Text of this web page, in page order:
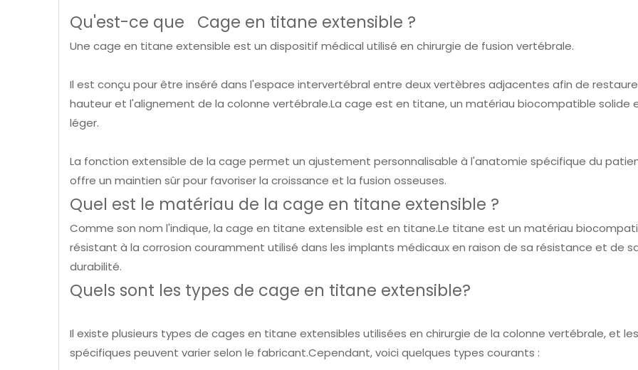
Qu'est-ce que Cage en titane extensible ?
Une cage en titane extensible est un dispositif médical utilisé en chirurgie de fusion vertébrale.
Il est conçu pour être inséré dans l'espace intervertébral entre deux vertèbres adjacentes afin de
hauteur et l'alignement de la colonne vertébrale.La cage est en titane, un matériau biocompatible solide
léger.
La fonction extensible de la cage permet un ajustement personnalisable à l'anatomie spécifique du
offre un maintien sûr pour favoriser la croissance et la fusion osseuses.
Quel est le matériau de la cage en titane extensible ?
Comme son nom l'indique, la cage en titane extensible est en titane.Le titane est un matériau
résistant à la corrosion couramment utilisé dans les implants médicaux en raison de sa résistance et de
durabilité.
Quels sont les types de cage en titane extensible?
Il existe plusieurs types de cages en titane extensibles utilisées en chirurgie de la colonne vertébrale, et
spécifiques peuvent varier selon le fabricant.Cependant, voici quelques types courants :